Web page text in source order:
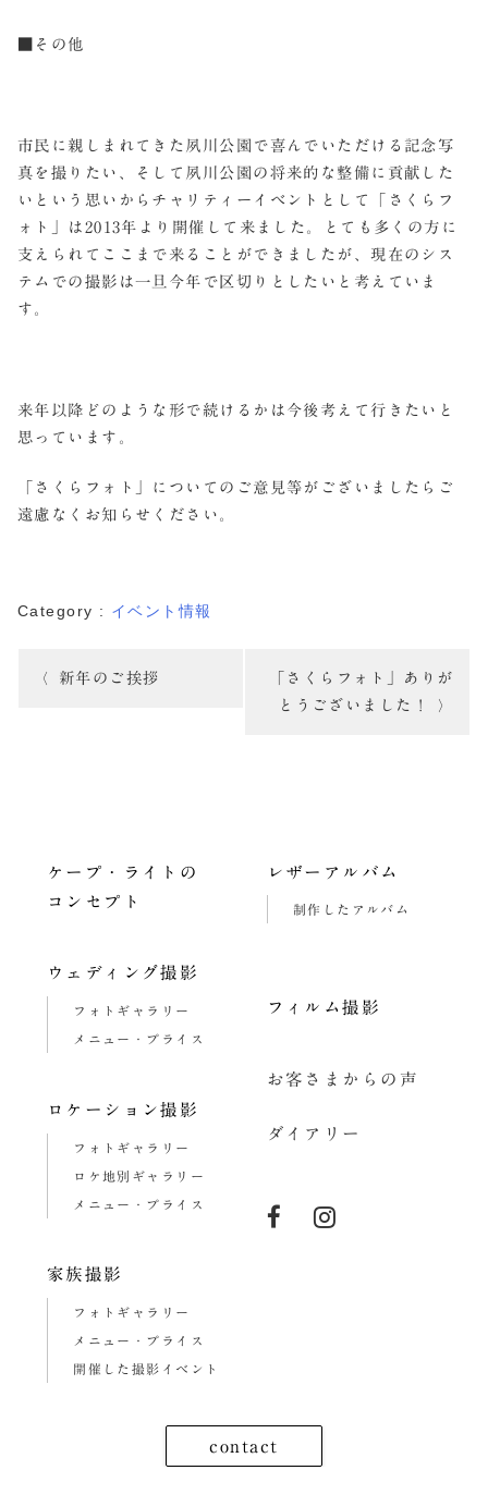
■その他
市民に親しまれてきた夙川公園で喜んでいただける記念写
真を撮りたい、そして夙川公園の将来的な整備に貢献した
いという思いからチャリティーイベントとして「さくらフ
ォト」は2013年より開催して来ました。とても多くの方に
支えられてここまで来ることができましたが、現在のシス
テムでの撮影は一旦今年で区切りとしたいと考えていま
す。
来年以降どのような形で続けるかは今後考えて行きたいと
思っています。
「さくらフォト」についてのご意見等がございましたらご
遠慮なくお知らせください。
Category : イベント情報
新年のご挨拶
「さくらフォト」ありが
とうございました！
ケープ・ライトの
コンセプト
ウェディング撮影
フォトギャラリー
メニュー・プライス
ロケーション撮影
フォトギャラリー
ロケ地別ギャラリー
メニュー・プライス
家族撮影
フォトギャラリー
メニュー・プライス
開催した撮影イベント
レザーアルバム
制作したアルバム
フィルム撮影
お客さまからの声
ダイアリー
contact